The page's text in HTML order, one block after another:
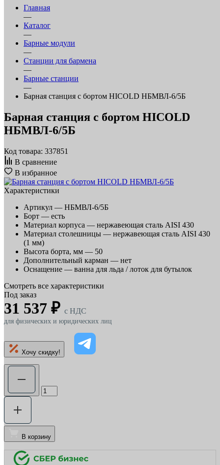
Главная
—
Каталог
—
Барные модули
—
Станции для бармена
—
Барные станции
—
Барная станция с бортом HICOLD НБМВЛ-6/5Б
Барная станция с бортом HICOLD
НБМВЛ-6/5Б
Код товара: 337851
В сравнение
В избранное
Характеристики
Артикул — НБМВЛ-6/5Б
Борт — есть
Материал корпуса — нержавеющая сталь AISI 430
Материал столешницы — нержавеющая сталь AISI 430
(1 мм)
Высота борта, мм — 50
Дополнительный карман — нет
Оснащение — ванна для льда / лоток для бутылок
Смотреть все характеристики
Под заказ
31 537 ₽ c НДС
для физических и юридических лиц
Хочу скидку!
В корзину